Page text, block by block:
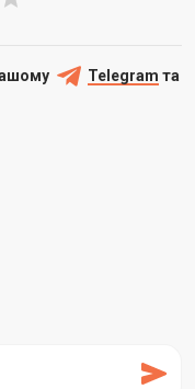
Telegram та